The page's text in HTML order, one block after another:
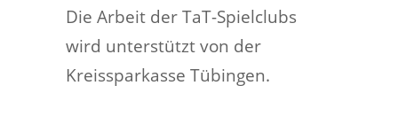
Die Arbeit der TaT-Spielclubs
wird unterstützt von der
Kreissparkasse Tübingen.